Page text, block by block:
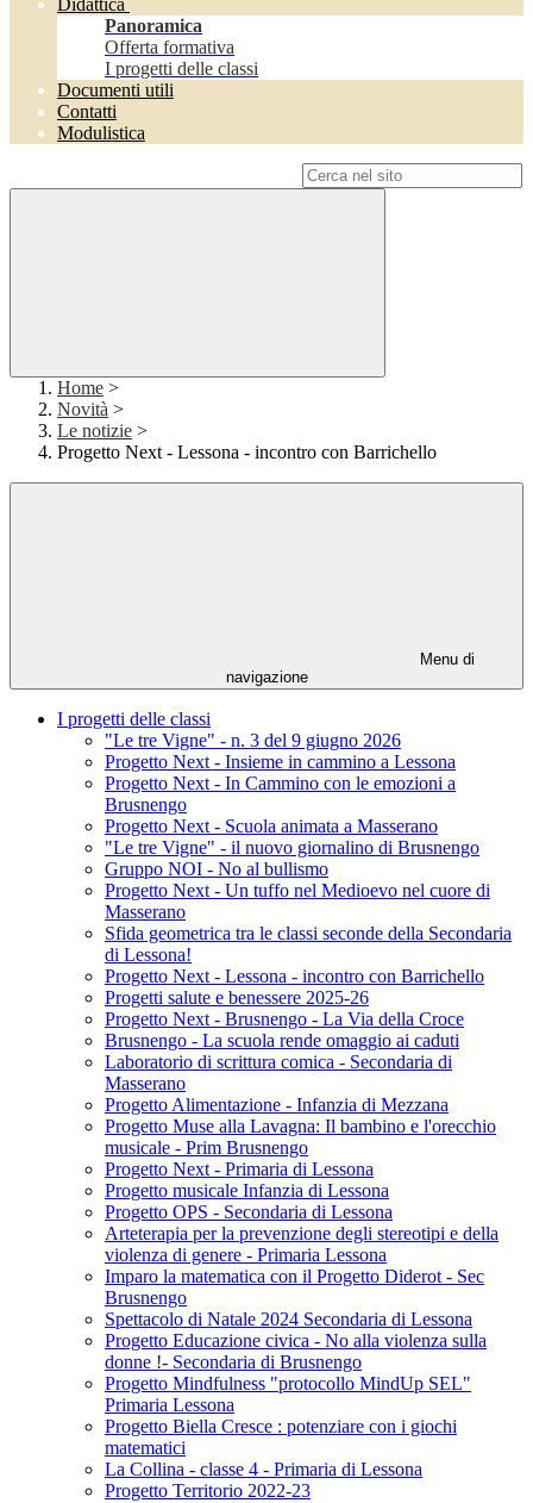
Didattica
Panoramica
Offerta formativa
I progetti delle classi
Documenti utili
Contatti
Modulistica
Home >
Novità >
Le notizie >
Progetto Next - Lessona - incontro con Barrichello
Menu di
navigazione
I progetti delle classi
"Le tre Vigne" - n. 3 del 9 giugno 2026
Progetto Next - Insieme in cammino a Lessona
Progetto Next - In Cammino con le emozioni a
Brusnengo
Progetto Next - Scuola animata a Masserano
"Le tre Vigne" - il nuovo giornalino di Brusnengo
Gruppo NOI - No al bullismo
Progetto Next - Un tuffo nel Medioevo nel cuore di
Masserano
Sfida geometrica tra le classi seconde della Secondaria
di Lessona!
Progetto Next - Lessona - incontro con Barrichello
Progetti salute e benessere 2025-26
Progetto Next - Brusnengo - La Via della Croce
Brusnengo - La scuola rende omaggio ai caduti
Laboratorio di scrittura comica - Secondaria di
Masserano
Progetto Alimentazione - Infanzia di Mezzana
Progetto Muse alla Lavagna: Il bambino e l'orecchio
musicale - Prim Brusnengo
Progetto Next - Primaria di Lessona
Progetto musicale Infanzia di Lessona
Progetto OPS - Secondaria di Lessona
Arteterapia per la prevenzione degli stereotipi e della
violenza di genere - Primaria Lessona
Imparo la matematica con il Progetto Diderot - Sec
Brusnengo
Spettacolo di Natale 2024 Secondaria di Lessona
Progetto Educazione civica - No alla violenza sulla
donne !- Secondaria di Brusnengo
Progetto Mindfulness "protocollo MindUp SEL"
Primaria Lessona
Progetto Biella Cresce : potenziare con i giochi
matematici
La Collina - classe 4 - Primaria di Lessona
Progetto Territorio 2022-23